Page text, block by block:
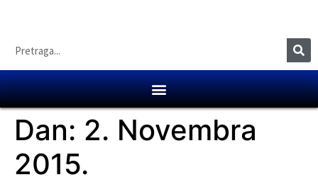
Dan: 2. Novembra
2015.